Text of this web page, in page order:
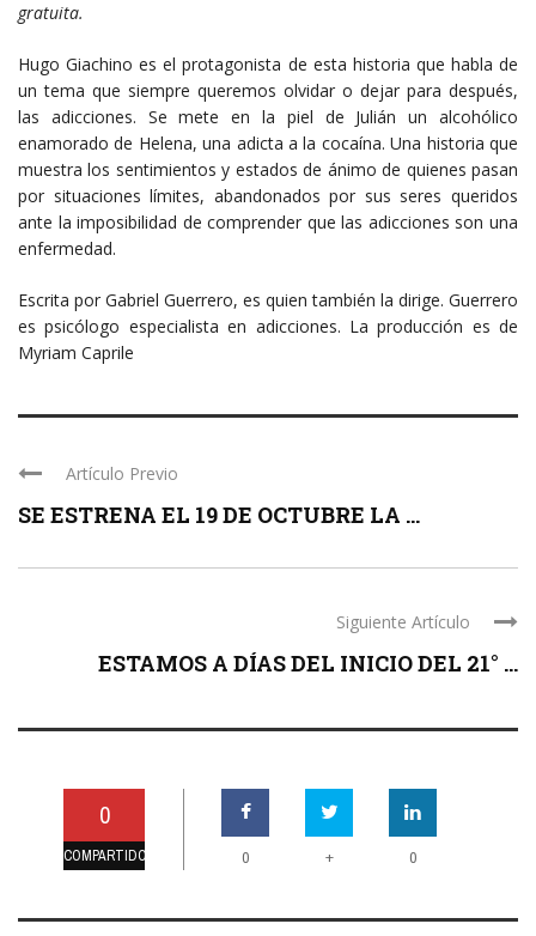
gratuita.
Hugo Giachino es el protagonista de esta historia que habla de
un tema que siempre queremos olvidar o dejar para después,
las adicciones. Se mete en la piel de Julián un alcohólico
enamorado de Helena, una adicta a la cocaína. Una historia que
muestra los sentimientos y estados de ánimo de quienes pasan
por situaciones límites, abandonados por sus seres queridos
ante la imposibilidad de comprender que las adicciones son una
enfermedad.
Escrita por Gabriel Guerrero, es quien también la dirige. Guerrero
es psicólogo especialista en adicciones. La producción es de
Myriam Caprile
Artículo Previo
SE ESTRENA EL 19 DE OCTUBRE LA ...
Siguiente Artículo
ESTAMOS A DÍAS DEL INICIO DEL 21° ...
0
COMPARTIDO 0 + 0